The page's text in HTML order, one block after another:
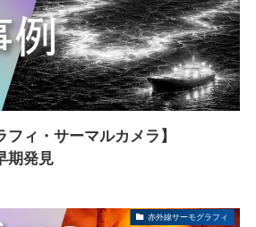
フィ・サーマルカメラ】
期発見
赤外線サーモグラフィ